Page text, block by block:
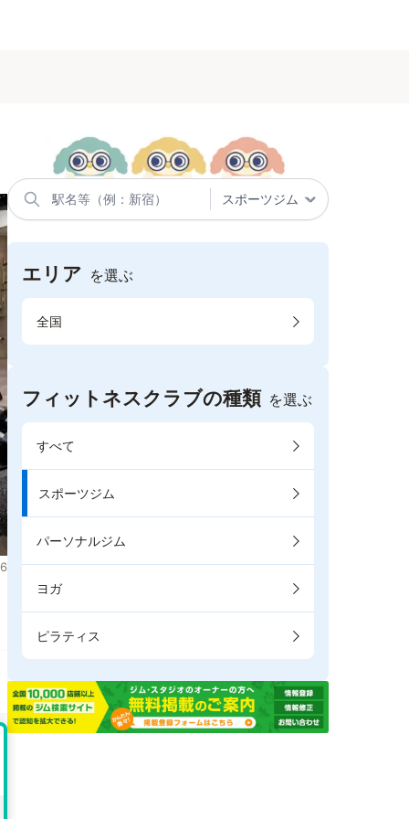
エリア を選ぶ
全国
フィットネスクラブの種類 を選ぶ
すべて
スポーツジム
パーソナルジム
ヨガ
ピラティス